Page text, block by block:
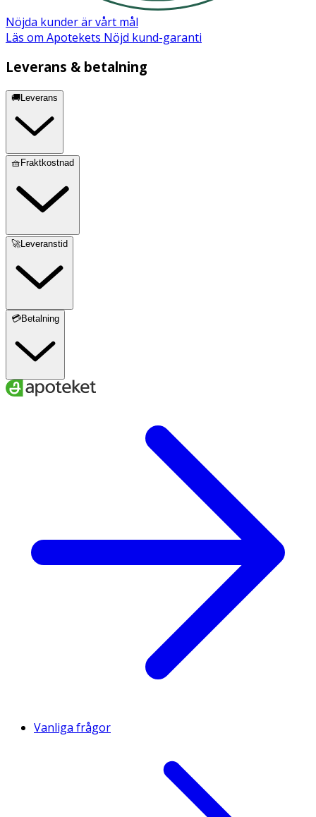
Nöjda kunder är vårt mål
Läs om Apotekets Nöjd kund-garanti
Leverans & betalning
🚚Leverans
🧺Fraktkostnad
🚀Leveranstid
💳Betalning
Vanliga frågor